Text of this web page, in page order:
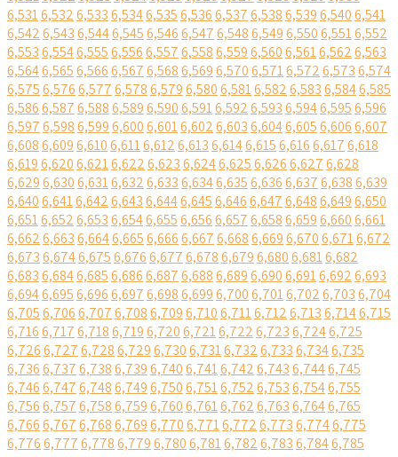
6,5316,5326,5336,5346,5356,5366,5376,5386,5396,5406,541
6,5426,5436,5446,5456,5466,5476,5486,5496,5506,5516,552
6,5536,5546,5556,5566,5576,5586,5596,5606,5616,5626,563
6,5646,5656,5666,5676,5686,5696,5706,5716,5726,5736,574
6,5756,5766,5776,5786,5796,5806,5816,5826,5836,5846,585
6,5866,5876,5886,5896,5906,5916,5926,5936,5946,5956,596
6,5976,5986,5996,6006,6016,6026,6036,6046,6056,6066,607
6,6086,6096,6106,6116,6126,6136,6146,6156,6166,6176,618
6,6196,6206,6216,6226,6236,6246,6256,6266,6276,628
6,6296,6306,6316,6326,6336,6346,6356,6366,6376,6386,639
6,6406,6416,6426,6436,6446,6456,6466,6476,6486,6496,650
6,6516,6526,6536,6546,6556,6566,6576,6586,6596,6606,661
6,6626,6636,6646,6656,6666,6676,6686,6696,6706,6716,672
6,6736,6746,6756,6766,6776,6786,6796,6806,6816,682
6,6836,6846,6856,6866,6876,6886,6896,6906,6916,6926,693
6,6946,6956,6966,6976,6986,6996,7006,7016,7026,7036,704
6,7056,7066,7076,7086,7096,7106,7116,7126,7136,7146,715
6,7166,7176,7186,7196,7206,7216,7226,7236,7246,725
6,7266,7276,7286,7296,7306,7316,7326,7336,7346,735
6,7366,7376,7386,7396,7406,7416,7426,7436,7446,745
6,7466,7476,7486,7496,7506,7516,7526,7536,7546,755
6,7566,7576,7586,7596,7606,7616,7626,7636,7646,765
6,7666,7676,7686,7696,7706,7716,7726,7736,7746,775
6,7766,7776,7786,7796,7806,7816,7826,7836,7846,785